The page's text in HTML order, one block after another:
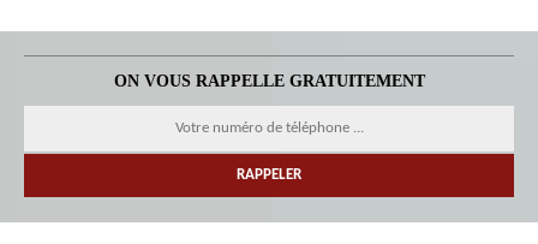
ON VOUS RAPPELLE GRATUITEMENT